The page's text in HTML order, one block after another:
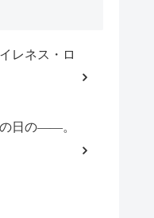
レネス・ロ
日の――。